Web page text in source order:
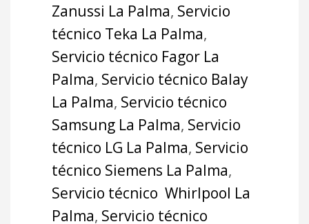
Zanussi La Palma, Servicio
técnico Teka La Palma,
Servicio técnico Fagor La
Palma, Servicio técnico Balay
La Palma, Servicio técnico
Samsung La Palma, Servicio
técnico LG La Palma, Servicio
técnico Siemens La Palma,
Servicio técnico Whirlpool La
Palma, Servicio técnico